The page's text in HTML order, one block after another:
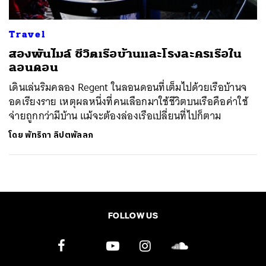
Travel
สองพันไมล์ ชีวิตเรือบ้านและโรงละครเรือใน
ลอนดอน
เดินเล่นริมคลอง Regent ในลอนดอนที่เต็มไปด้วยเรือบ้านจ
อดเรียงราย เหตุผลหนึ่งที่คนเลือกมาใช้ชีวิตบนเรือคือค่าใช้
จ่ายถูกกว่ามีบ้าน แม้จะต้องล่องเรือเปลี่ยนที่ไปก็ตาม
โดยพัทริกา ลิปตพัลลภ
FOLLOW US